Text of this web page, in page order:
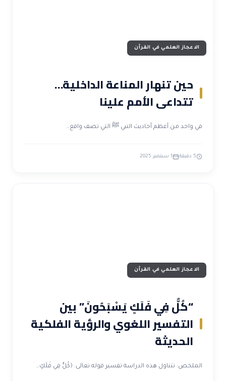
الاعجاز العلمي في القرآن
حين تنهار المناعة الداخلية…
تتداعى الأمم علينا
في واحد من أعظم أحاديث النبي ﷺ التي تصف واقع…
5 دقيقة 1 سبتمبر 2025
الاعجاز العلمي في القرآن
“كُلٌّ فِي فَلَكٍ يَسْبَحُونَ” بين
التفسير اللغوي والرؤية الفلكية
الحديثة
الملخص: تتناول هذه الدراسة تفسير قوله تعالى: ﴿كُلٌّ فِي فَلَكٍ…